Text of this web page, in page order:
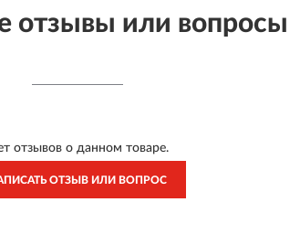
отзывы или вопросы
отзывов о данном товаре.
ОТЗЫВ ИЛИ ВОПРОС